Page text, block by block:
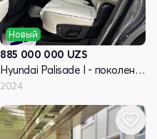
Новый
885 000 000 UZS
Hyundai Palisade I - поколение рестайлинг
2024